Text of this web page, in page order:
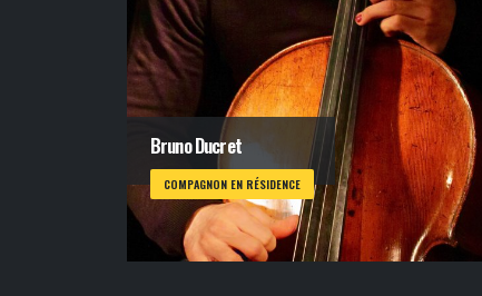
Bruno Ducret
COMPAGNON EN RÉSIDENCE